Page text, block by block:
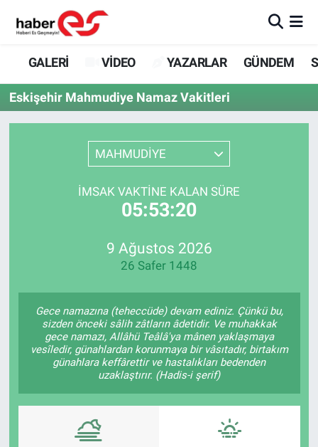
GALERİ VİDEO YAZARLAR GÜNDEM
Eskişehir Mahmudiye Namaz Vakitleri
MAHMUDİYE
İMSAK VAKTINE KALAN SÜRE
05:53:20
9 Ağustos 2026
26 Safer 1448
Gece namazına (teheccüde) devam ediniz. Çünkü bu,
sizden önceki sâlih zâtların âdetidir. Ve muhakkak
gece namazı, Allâhü Teâlâ'ya mânen yaklaşmaya
vesîledir, günahlardan korunmaya bir vâsıtadır, birtakım
günahlara keffârettir ve hastalıkları bedenden
uzaklaştırır. (Hadis-i şerif)
GALERİ
VİDEO
YAZARLAR
GÜNDEM
SİYASET
SPOR
ASAYİŞ
Eskişehir Nöbetçi Eczaneler
Eskişehir Hava Durumu
Eskişehir Trafik Yoğunluk Haritası
Süper Lig Puan Durumu ve Fikstür
Tüm Manşetler